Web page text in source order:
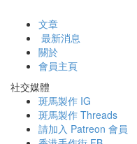
文章
最新消息
關於
會員主頁
社交媒體
斑馬製作 IG
斑馬製作 Threads
請加入 Patreon 會員